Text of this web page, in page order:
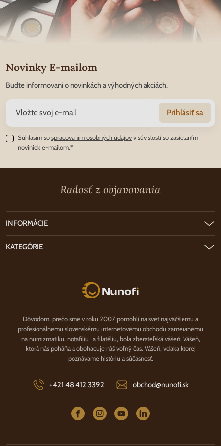
Novinky E-mailom
Budte informovaní o novinkách a výhodných akciách.
Prihlásiť sa
Súhlasím sospracovaním osobných údajovv súvislosti so zasielaním
noviniek e-mailom.*
Radosť z objavovania
Nunofi.sk
Dôvodom, prečo sme v roku 2007 pomohli na svet najväčšiemu a
profesionálnemu slovenskému internetovému obchodu zameranému
na numizmatiku, notafíliu a filatéliu, bola zberateľská vášeň. Vášeň,
ktorá nás poháňa a obohacuje náš voľný čas. Vášeň, vďaka ktorej
poznávame históriu a súčasnosť.
+421 48 412 3392 obchod@nunofi.sk
INFORMÁCIE
KATEGÓRIE